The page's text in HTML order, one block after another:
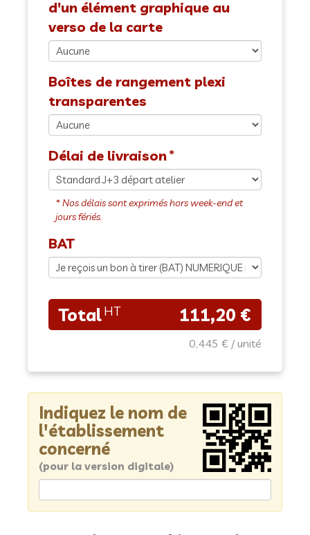
d'un élément graphique au
verso de la carte
Boîtes de rangement plexi
transparentes
Délai de livraison
BAT
111,20 €
0,445 €
Indiquez le nom de
l'établissement
concerné
(pour la version digitale)